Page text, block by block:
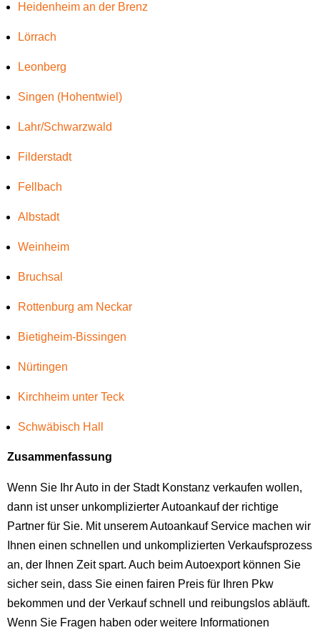
Heidenheim an der Brenz
Lörrach
Leonberg
Singen (Hohentwiel)
Lahr/Schwarzwald
Filderstadt
Fellbach
Albstadt
Weinheim
Bruchsal
Rottenburg am Neckar
Bietigheim-Bissingen
Nürtingen
Kirchheim unter Teck
Schwäbisch Hall
Zusammenfassung
Wenn Sie Ihr Auto in der Stadt Konstanz verkaufen wollen,
dann ist unser unkomplizierter Autoankauf der richtige
Partner für Sie. Mit unserem Autoankauf Service machen wir
Ihnen einen schnellen und unkomplizierten Verkaufsprozess
an, der Ihnen Zeit spart. Auch beim Autoexport können Sie
sicher sein, dass Sie einen fairen Preis für Ihren Pkw
bekommen und der Verkauf schnell und reibungslos abläuft.
Wenn Sie Fragen haben oder weitere Informationen